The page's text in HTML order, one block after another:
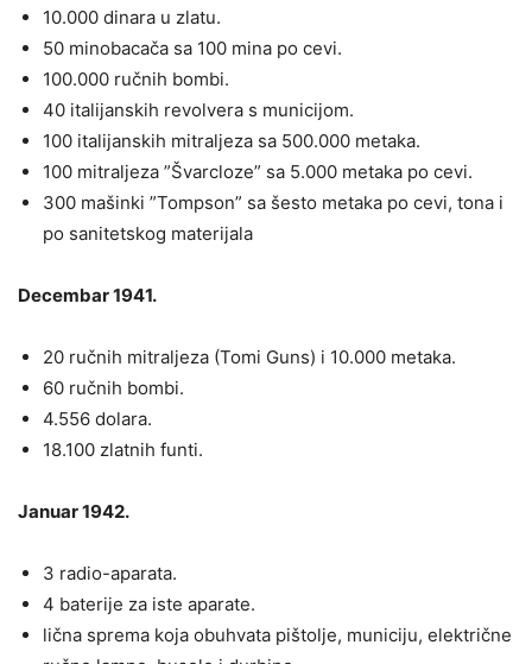
10.000 dinara u zlatu.
50 minobacača sa 100 mina po cevi.
100.000 ručnih bombi.
40 italijanskih revolvera s municijom.
100 italijanskih mitraljeza sa 500.000 metaka.
100 mitraljeza ”Švarcloze” sa 5.000 metaka po cevi.
300 mašinki ”Tompson” sa šesto metaka po cevi, tona i
po sanitetskog materijala
Decembar 1941.
20 ručnih mitraljeza (Tomi Guns) i 10.000 metaka.
60 ručnih bombi.
4.556 dolara.
18.100 zlatnih funti.
Januar 1942.
3 radio-aparata.
4 baterije za iste aparate.
lična sprema koja obuhvata pištolje, municiju, električne